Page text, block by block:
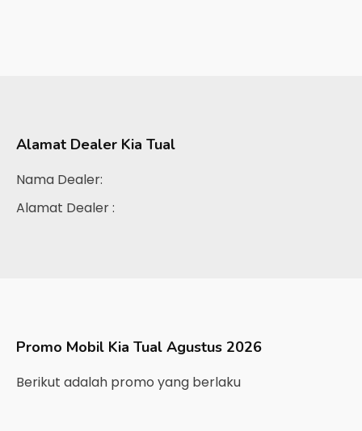
Alamat Dealer Kia Tual
Nama Dealer:
Alamat Dealer :
Promo Mobil Kia Tual Agustus 2026
Berikut adalah promo yang berlaku